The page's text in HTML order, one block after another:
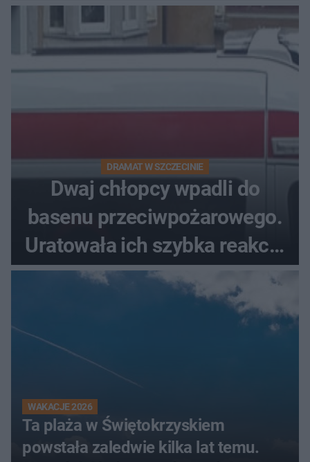
DRAMAT W SZCZECINIE
Dwaj chłopcy wpadli do
basenu przeciwpożarowego.
Uratowała ich szybka reakcja
świadków
WAKACJE 2026
Ta plaża w Świętokrzyskiem
powstała zaledwie kilka lat temu.